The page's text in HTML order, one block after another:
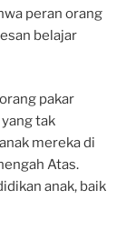
peran orang
belajar
pakar
tak
mereka di
Atas.
anak, baik